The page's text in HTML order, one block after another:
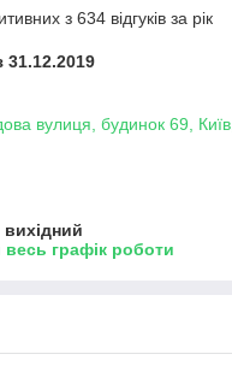
з 634 відгуків за рік
вулиця, будинок 69,
вихідний
весь графік роботи